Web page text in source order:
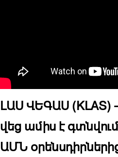
ԼԱՍ ՎԵԳԱՍ
վեց ամիս է
ԱՄՆ օրենսդիրներից